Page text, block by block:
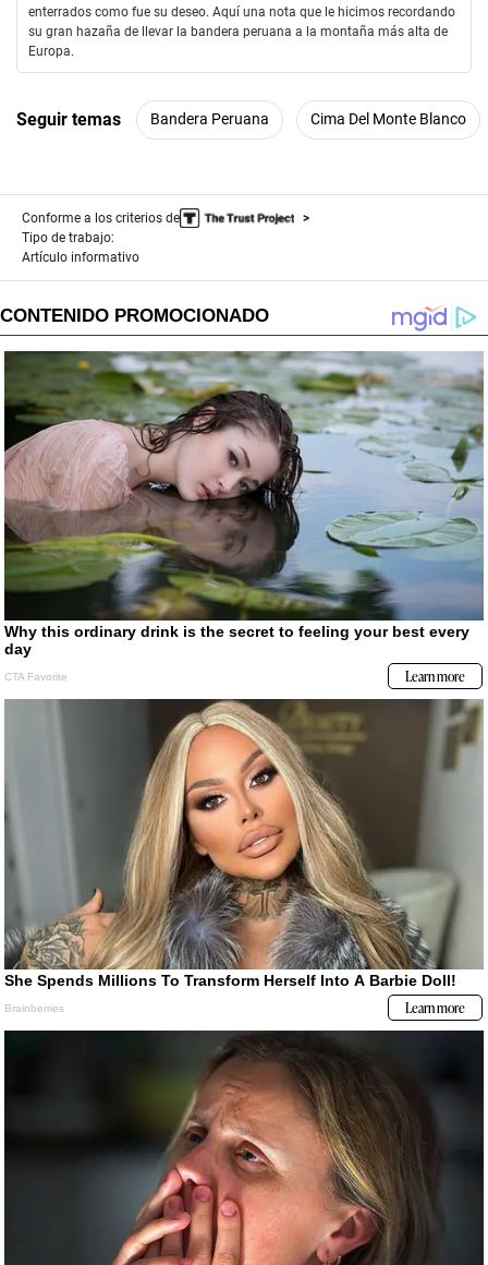
d
enterrados como fue su deseo. Aquí una nota que le hicimos recordando
su gran hazaña de llevar la bandera peruana a la montaña más alta de
Europa.
Seguir temas Bandera Peruana Cima Del Monte Blanco
Conforme a los criterios de
Tipo de trabajo:
Artículo informativo